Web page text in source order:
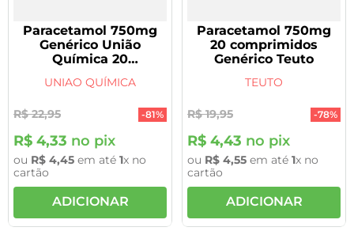
Paracetamol 750mg
Genérico União
Química 20
comprimidos
UNIAO QUÍMICA
R$ 22,95 -81%
R$ 4,33 no pix
ou R$ 4,45 em até 1x no
cartão
ADICIONAR
Paracetamol 750mg
20 comprimidos
Genérico Teuto
TEUTO
R$ 19,95 -78%
R$ 4,43 no pix
ou R$ 4,55 em até 1x no
cartão
ADICIONAR